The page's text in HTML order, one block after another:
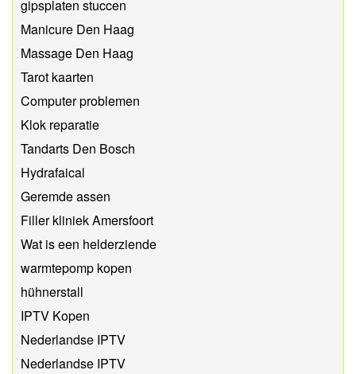
gipsplaten stuccen
Manicure Den Haag
Massage Den Haag
Tarot kaarten
Computer problemen
Klok reparatie
Tandarts Den Bosch
Hydrafaical
Geremde assen
Filler kliniek Amersfoort
Wat is een helderziende
warmtepomp kopen
hühnerstall
IPTV Kopen
Nederlandse IPTV
Nederlandse IPTV